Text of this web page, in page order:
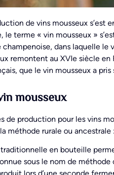
de vins mousseux s’est
terme « vin mousseux »
champenoise, dans laquelle
remontent au XVIe siècle
que le vin mousseux a
mousseux
de production pour les vins
méthode rurale ou ancestrale
en bouteille
sous le nom de